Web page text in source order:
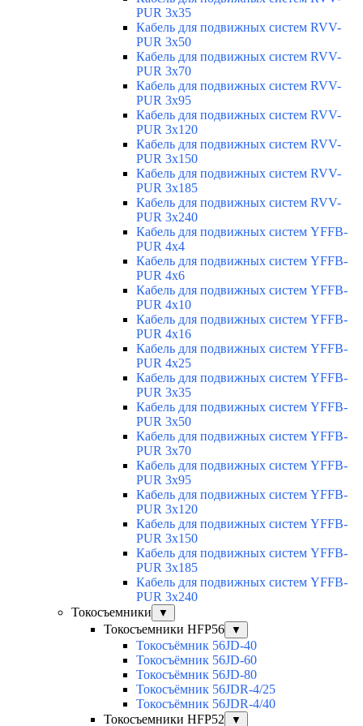
PUR 3x35
Кабель для подвижных систем RVV-
PUR 3x50
Кабель для подвижных систем RVV-
PUR 3x70
Кабель для подвижных систем RVV-
PUR 3x95
Кабель для подвижных систем RVV-
PUR 3x120
Кабель для подвижных систем RVV-
PUR 3x150
Кабель для подвижных систем RVV-
PUR 3x185
Кабель для подвижных систем RVV-
PUR 3x240
Кабель для подвижных систем YFFB-
PUR 4x4
Кабель для подвижных систем YFFB-
PUR 4x6
Кабель для подвижных систем YFFB-
PUR 4x10
Кабель для подвижных систем YFFB-
PUR 4x16
Кабель для подвижных систем YFFB-
PUR 4x25
Кабель для подвижных систем YFFB-
PUR 3x35
Кабель для подвижных систем YFFB-
PUR 3x50
Кабель для подвижных систем YFFB-
PUR 3x70
Кабель для подвижных систем YFFB-
PUR 3x95
Кабель для подвижных систем YFFB-
PUR 3x120
Кабель для подвижных систем YFFB-
PUR 3x150
Кабель для подвижных систем YFFB-
PUR 3x185
Кабель для подвижных систем YFFB-
PUR 3x240
Токосъемники
▼
Токосъемники HFP56 ▼
Токосъёмник 56JD-40
Токосъёмник 56JD-60
Токосъёмник 56JD-80
Токосъёмник 56JDR-4/25
Токосъёмник 56JDR-4/40
Токосъемники HFP52
▼